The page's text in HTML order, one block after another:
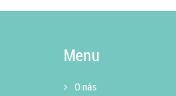
Menu
O nás